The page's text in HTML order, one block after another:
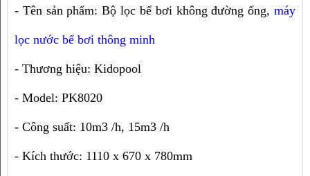
- Tên sản phẩm: Bộ lọc bể bơi không đường ống, máy
lọc nước bể bơi thông minh
- Thương hiệu: Kidopool
- Model: PK8020
- Công suất: 10m3 /h, 15m3 /h
- Kích thước: 1110 x 670 x 780mm